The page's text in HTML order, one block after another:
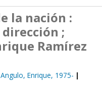
la nación :
;
Ramírez
Enrique, 1975-